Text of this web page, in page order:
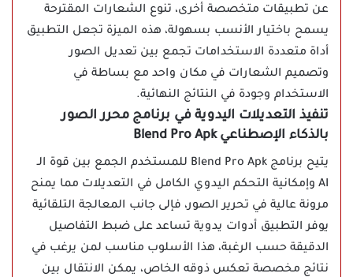
عن تطبيقات متخصصة أخرى، تنوع الشعارات المقترحة
يسمح باختيار الأنسب بسهولة، هذه الميزة تجعل التطبيق
أداة متعددة الاستخدامات تجمع بين تعديل الصور
وتصميم الشعارات في مكان واحد مع بساطة في
الاستخدام وجودة في النتائج النهائية.
تنفيذ التعديلات اليدوية في برنامج محرر الصور
بالذكاء الإصطناعي Blend Pro Apk
يتيح برنامج Blend Pro Apk للمستخدم الجمع بين قوة الـ
AI وإمكانية التحكم اليدوي الكامل في التعديلات مما يمنح
مرونة عالية في تحرير الصور، فإلى جانب المعالجة التلقائية
يوفر التطبيق أدوات يدوية تساعد على ضبط التفاصيل
الدقيقة حسب الرغبة، هذا الأسلوب مناسب لمن يرغب في
نتائج مخصصة تعكس ذوقه الخاص، يمكن الانتقال بين